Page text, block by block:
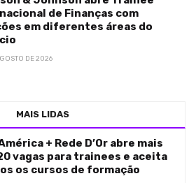
de Finanças com
em diferentes áreas do
DE 2026
MAIS LIDAS
+ Rede D’Or abre mais
vagas para trainees e aceita
os cursos de formação